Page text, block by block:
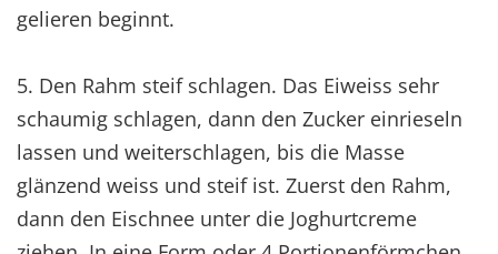
gelieren beginnt.
5. Den Rahm steif schlagen. Das Eiweiss sehr
schaumig schlagen, dann den Zucker einrieseln
lassen und weiterschlagen, bis die Masse
glänzend weiss und steif ist. Zuerst den Rahm,
dann den Eischnee unter die Joghurtcreme